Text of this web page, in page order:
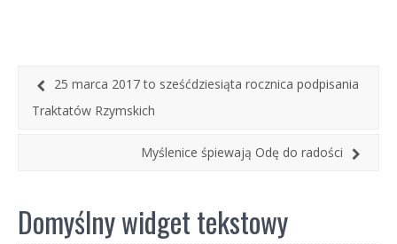
25 marca 2017 to sześćdziesiąta rocznica podpisania
Traktatów Rzymskich
Myślenice śpiewają Odę do radości
Domyślny widget tekstowy